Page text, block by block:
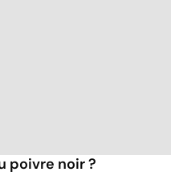
poivre noir ?